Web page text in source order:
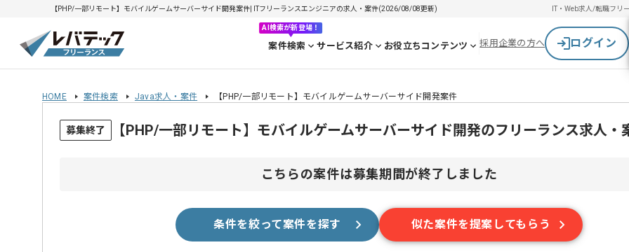
【PHP/一部リモート】モバイルゲームサーバーサイド開発案件| ITフリーランスエンジニアの求人・案件(2026/08/08更新) IT・Web求人/転職フリ
AI検索が新登場！
案件検索 サービス紹介 お役立ちコンテンツ 採用企業の方へ ログイン
HOME 案件検索 Java求人・案件 【PHP/一部リモート】モバイルゲームサーバーサイド開発案件
募集終了 【PHP/一部リモート】モバイルゲームサーバーサイド開発のフリーランス求人・
こちらの案件は募集期間が終了しました
条件を絞って案件を探す 似た案件を提案してもらう